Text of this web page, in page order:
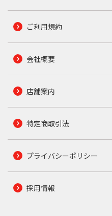
ご利用規約
会社概要
店舗案内
特定商取引法
プライバシーポリシー
採用情報